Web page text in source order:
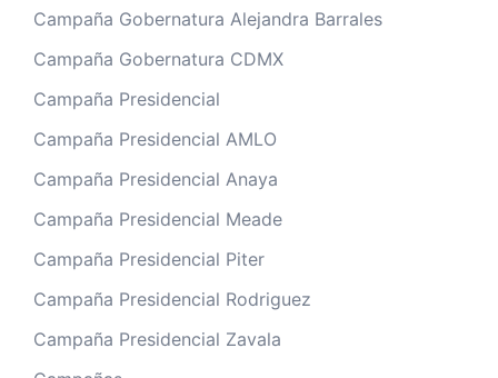
Campaña Gobernatura Alejandra Barrales
Campaña Gobernatura CDMX
Campaña Presidencial
Campaña Presidencial AMLO
Campaña Presidencial Anaya
Campaña Presidencial Meade
Campaña Presidencial Piter
Campaña Presidencial Rodriguez
Campaña Presidencial Zavala